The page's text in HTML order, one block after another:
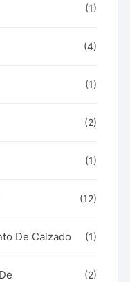
(1)
(4)
(1)
(2)
(1)
(12)
De Calzado (1)
(2)